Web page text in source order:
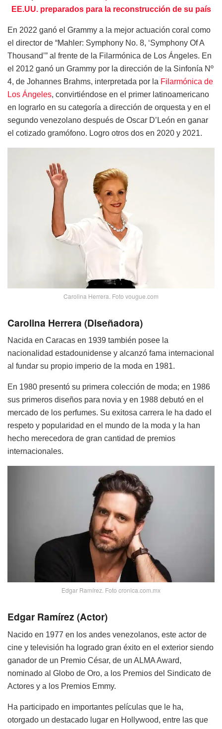
EE.UU. preparados para la reconstrucción de su país
En 2022 ganó el Grammy a la mejor actuación coral como
el director de “Mahler: Symphony No. 8, ‘Symphony Of A
Thousand’” al frente de la Filarmónica de Los Ángeles. ​En
el 2012 ganó un Grammy por la dirección de la Sinfonía Nº
4, de Johannes Brahms, interpretada por la Filarmónica de
Los Ángeles, convirtiéndose en el primer latinoamericano
en lograrlo en su categoría a dirección de orquesta y en el
segundo venezolano después de Oscar D’León en ganar
el cotizado gramófono. Logro otros dos en 2020 y 2021.
Carolina Herrera. Foto vougue.com
Carolina Herrera (Diseñadora)
Nacida en Caracas en 1939 también posee la
nacionalidad estadounidense y alcanzó fama internacional
al fundar su propio imperio de la moda en 1981.
En 1980 presentó su primera colección de moda; en 1986
sus primeros diseños para novia y en 1988 debutó en el
mercado de los perfumes. Su exitosa carrera le ha dado el
respeto y popularidad en el mundo de la moda y la han
hecho merecedora de gran cantidad de premios
internacionales.
Edgar Ramírez. Foto cronica.com.mx
Edgar Ramírez (Actor)
Nacido en 1977 en los andes venezolanos, este actor de
cine y televisión ha logrado gran éxito en el exterior siendo
ganador de un Premio César, de un ALMA Award,
nominado al Globo de Oro, a los Premios del Sindicato de
Actores y a los Premios Emmy.
Ha participado en importantes películas que le ha,
otorgado un destacado lugar en Hollywood, entre las que